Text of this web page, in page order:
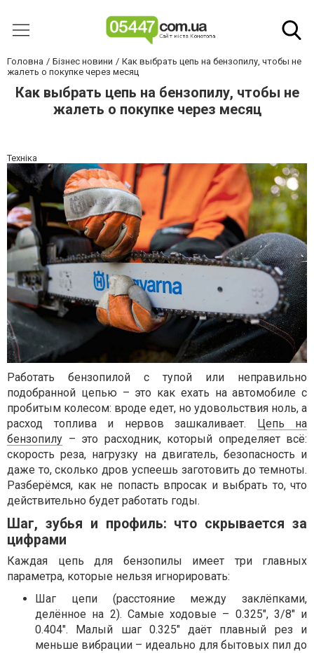
Головна Бізнес новини
Как выбрать цепь на бензопилу, чтобы не
жалеть о покупке через месяц
Как выбрать цепь на бензопилу, чтобы не
жалеть о покупке через месяц
Техніка
Работать бензопилой с тупой или неправильно
подобранной цепью – это как ехать на автомобиле с
пробитым колесом: вроде едет, но удовольствия ноль, а
расход топлива и нервов зашкаливает. Цепь на
бензопилу – это расходник, который определяет всё:
скорость реза, нагрузку на двигатель, безопасность и
даже то, сколько дров успеешь заготовить до темноты.
Разберёмся, как не попасть впросак и выбрать то, что
действительно будет работать годы.
Шаг, зубья и профиль: что скрывается за
цифрами
Каждая цепь для бензопилы имеет три главных
параметра, которые нельзя игнорировать:
Шаг цепи (расстояние между заклёпками,
делённое на 2). Самые ходовые – 0.325″, 3/8″ и
0.404″. Малый шаг 0.325″ даёт плавный рез и
меньше вибрации – идеально для бытовых пил до